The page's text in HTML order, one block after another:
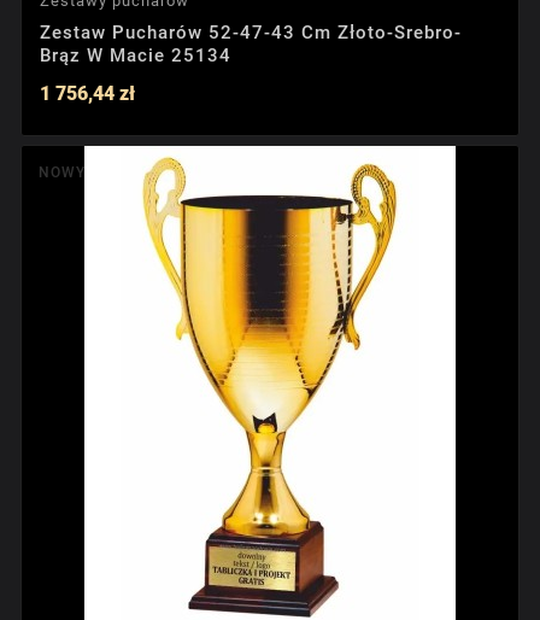
Zestaw Pucharów 52-47-43 Cm Złoto-Srebro-
Brąz W Macie 25134
1 756,44 zł
NOWY